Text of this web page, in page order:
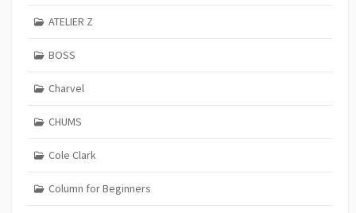
ATELIER Z
BOSS
Charvel
CHUMS
Cole Clark
Column for Beginners